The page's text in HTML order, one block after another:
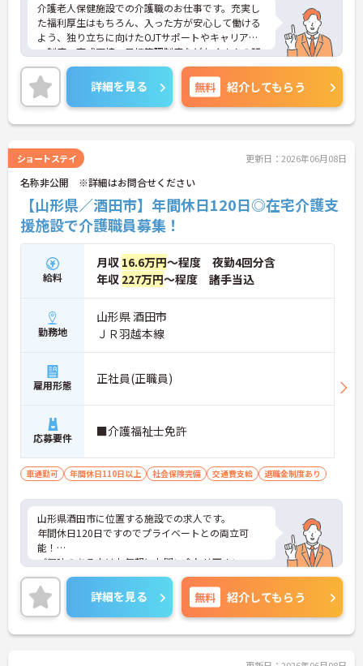
介護老人保健施設での介護職のお仕事です。充実し
た福利厚生はもちろん、入った方が安心して働ける
よう、独り立ちに向けたOJTサポートやキャリアパ
ス制度、育成面接・目標管理制度などたくさんの研
修制度があります♪資格取得支援制度もあるのでキ
ャリアアップも目指せます！ご興味のある方には、
面接対策ポイントなどさらに詳細をお話いたします
ので、お気軽にご相談ください。
詳細を見る 無料 紹介してもらう
ショートステイ 更新日：2026年06月08日
名称非公開 ※詳細はお問合せください
【山形県／酒田市】年間休日120日◎在宅介護支
援施設で介護職員募集！
給料
月収 16.6万円～程度 夜勤4回分含
年収 227万円～程度 諸手当込
勤務地
山形県 酒田市
ＪＲ羽越本線
雇用形態 正社員(正職員)
応募要件 ■介護福祉士免許
車通勤可 年間休日110日以上 社会保険完備 交通費支給 退職金制度あり
山形県酒田市に位置する施設での求人です。
年間休日120日ですのでプライベートとの両立可
能！
ご興味のある方はお気軽にお問い合わせ下さい。
詳細を見る 無料 紹介してもらう